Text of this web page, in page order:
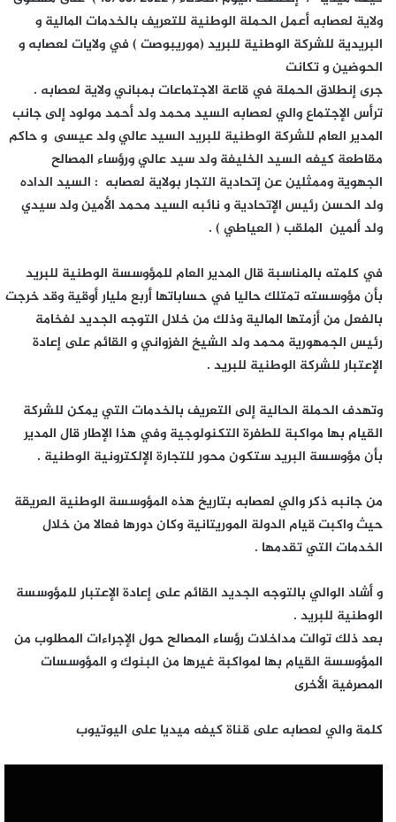
ولاية لعصابه أعمل الحملة الوطنية للتعريف بالخدمات المالية و
البريدية للشركة الوطنية للبريد (موريبوصت ) في ولايات لعصابه و
الحوضين و تكانت
جرى إنطلاق الحملة في قاعة الاجتماعات بمباني ولاية لعصابه .
ترأس الإجتماع والي لعصابه السيد محمد ولد أحمد مولود إلى جانب
المدير العام للشركة الوطنية للبريد السيد عالي ولد عيسى و حاكم
مقاطعة كيفه السيد الخليفة ولد سيد عالي ورؤساء المصالح
الجهوية وممثلين عن إتحادية التجار بولاية لعصابه : السيد الداده
ولد الحسن رئيس الإتحادية و نائبه السيد محمد الأمين ولد سيدي
ولد ألمين الملقب ( العياطي ) .
في كلمته بالمناسبة قال المدير العام للمؤوسسة الوطنية للبريد
بأن مؤوسسته تمتلك حاليا في حساباتها أربع مليار أوقية وقد خرجت
بالفعل من أزمتها المالية وذلك من خلال التوجه الجديد لفخامة
رئيس الجمهورية محمد ولد الشيخ الغزواني و القائم على إعادة
الإعتبار للشركة الوطنية للبريد .
وتهدف الحملة الحالية إلى التعريف بالخدمات التي يمكن للشركة
القيام بها مواكبة للطفرة التكنولوجية وفي هذا الإطار قال المدير
بأن مؤوسسة البريد ستكون محور للتجارة الإلكترونية الوطنية .
من جانبه ذكر والي لعصابه بتاريخ هذه المؤوسسة الوطنية العريقة
حيث واكبت قيام الدولة الموريتانية وكان دورها فعالا من خلال
الخدمات التي تقدمها .
و أشاد الوالي بالتوجه الجديد القائم على إعادة الإعتبار للمؤوسسة
الوطنية للبريد .
بعد ذلك توالت مداخلات رؤساء المصالح حول الإجراءات المطلوب من
المؤوسسة القيام بها لمواكبة غيرها من البنوك و المؤوسسات
المصرفية الأخرى
كلمة والي لعصابه على قناة كيفه ميديا على اليوتيوب